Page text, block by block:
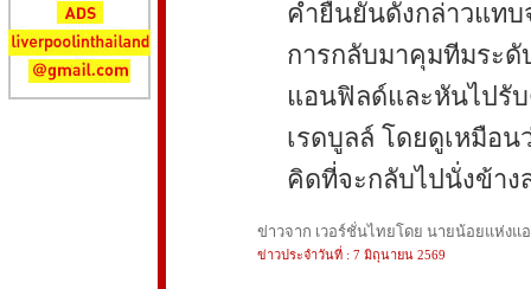
คำยืนยันดังกล่าวแทบ
การกลับมาคุมทีมระดั
แอนฟิลด์และหันไปรั
เรดบูลล์ โดยดูเหมือ
คิดที่จะกลับไปนั่งข้าง
ข่าวจาก เวอร์ชั่นไทยโดย นายน้อยแห่งแ
ข่าวประจำวันที่ : 7 มิถุนายน 2569